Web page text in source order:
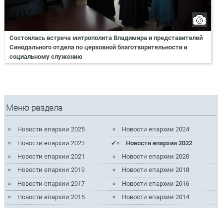
Состоялась встреча митрополита Владимира и представителей
Синодального отдела по церковной благотворительности и
социальному служению
Меню раздела
Новости епархии 2025
Новости епархии 2024
Новости епархии 2023
Новости епархии 2022
Новости епархии 2021
Новости епархии 2020
Новости епархии 2019
Новости епархии 2018
Новости епархии 2017
Новости епархии 2016
Новости епархии 2015
Новости епархии 2014